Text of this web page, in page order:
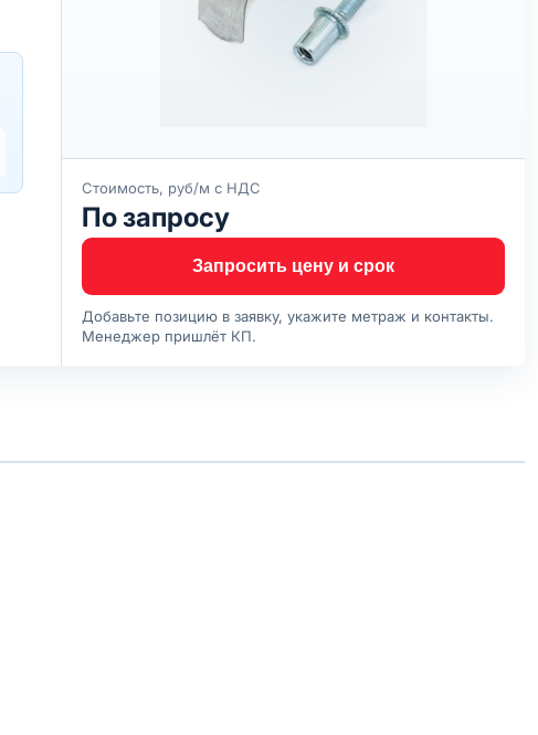
Стоимость, руб/м с НДС
По запросу
Запросить цену и срок
Добавьте позицию в заявку, укажите метраж и контакты.
Менеджер пришлёт КП.